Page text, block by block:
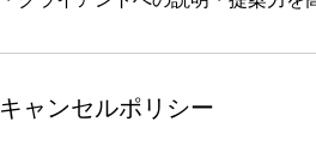
キャンセルポリシー